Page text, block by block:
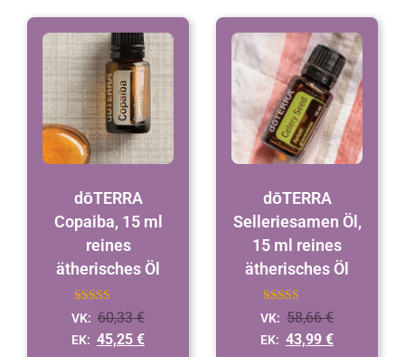
dōTERRA
Copaiba, 15 ml
reines
ätherisches Öl
Bewertet
mit
4.9
von 5
VK: 60,33€
EK: 45,25 €
dōTERRA
Selleriesamen Öl,
15 ml reines
ätherisches Öl
Bewertet
mit
4.9
von 5
VK: 58,66€
EK: 43,99 €